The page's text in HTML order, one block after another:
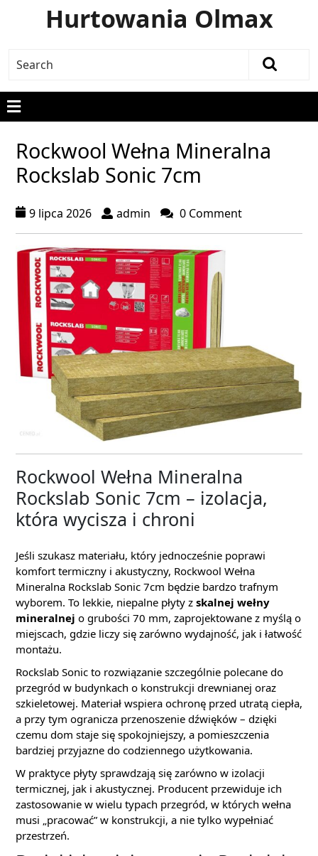
Hurtowania Olmax
Rockwool Wełna Mineralna
Rockslab Sonic 7cm
9 lipca 2026 admin 0 Comment
Rockwool Wełna Mineralna
Rockslab Sonic 7cm – izolacja,
która wycisza i chroni
Jeśli szukasz materiału, który jednocześnie poprawi
komfort termiczny i akustyczny, Rockwool Wełna
Mineralna Rockslab Sonic 7cm będzie bardzo trafnym
wyborem. To lekkie, niepalne płyty z skalnej wełny
mineralnej o grubości 70 mm, zaprojektowane z myślą o
miejscach, gdzie liczy się zarówno wydajność, jak i łatwość
montażu.
Rockslab Sonic to rozwiązanie szczególnie polecane do
przegród w budynkach o konstrukcji drewnianej oraz
szkieletowej. Materiał wspiera ochronę przed utratą ciepła,
a przy tym ogranicza przenoszenie dźwięków – dzięki
czemu dom staje się spokojniejszy, a pomieszczenia
bardziej przyjazne do codziennego użytkowania.
W praktyce płyty sprawdzają się zarówno w izolacji
termicznej, jak i akustycznej. Producent przewiduje ich
zastosowanie w wielu typach przegród, w których wełna
musi „pracować” w konstrukcji, a nie tylko wypełniać
przestrzeń.